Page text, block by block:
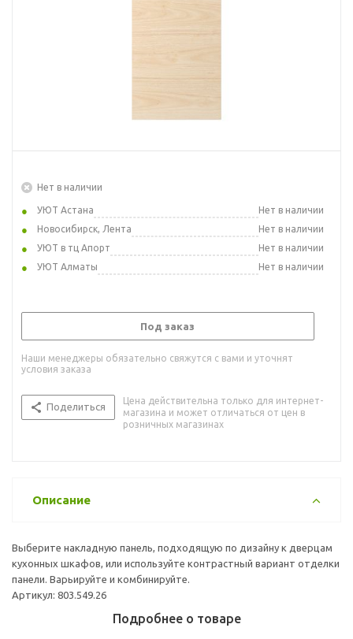
Нет в наличии
УЮТ Астана
Нет в наличии
Новосибирск, Лента
Нет в наличии
УЮТ в тц Апорт
Нет в наличии
УЮТ Алматы
Нет в наличии
Под заказ
Наши менеджеры обязательно свяжутся с вами и уточнят
условия заказа
Поделиться
Цена действительна только для интернет-
магазина и может отличаться от цен в
розничных магазинах
Описание
Выберите накладную панель, подходящую по дизайну к дверцам
кухонных шкафов, или используйте контрастный вариант отделки
панели. Варьируйте и комбинируйте.
Артикул: 803.549.26
Подробнее о товаре